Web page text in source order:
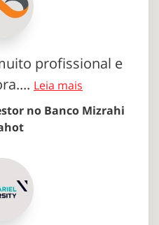
profissional e
Leia mais
no Banco Mizrahi